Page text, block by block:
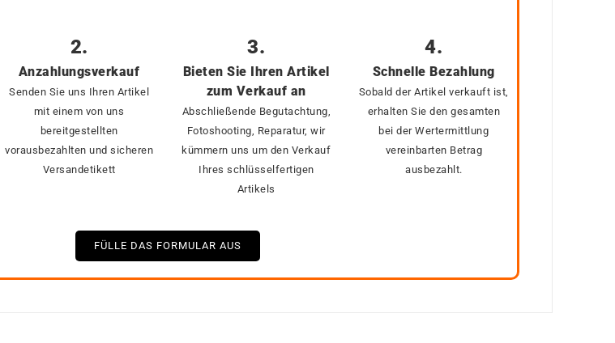
2.
Anzahlungsverkauf
Senden Sie uns Ihren Artikel
mit einem von uns
bereitgestellten
vorausbezahlten und sicheren
Versandetikett
3.
Bieten Sie Ihren Artikel
zum Verkauf an
Abschließende Begutachtung,
Fotoshooting, Reparatur, wir
kümmern uns um den Verkauf
Ihres schlüsselfertigen
Artikels
4.
Schnelle Bezahlung
Sobald der Artikel verkauft ist,
erhalten Sie den gesamten
bei der Wertermittlung
vereinbarten Betrag
ausbezahlt.
FÜLLE DAS FORMULAR AUS